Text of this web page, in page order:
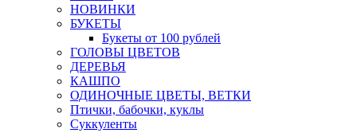
НОВИНКИ
БУКЕТЫ
Букеты от 100 рублей
ГОЛОВЫ ЦВЕТОВ
ДЕРЕВЬЯ
КАШПО
ОДИНОЧНЫЕ ЦВЕТЫ, ВЕТКИ
Птички, бабочки, куклы
Суккуленты